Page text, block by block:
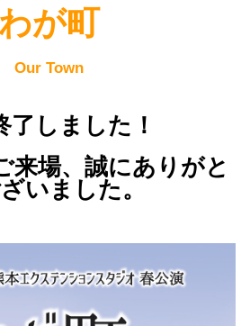
が町
Our Town
了しました！
来場、誠にありがと
いました。